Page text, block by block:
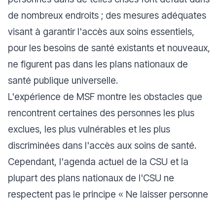
de nombreux endroits ; des mesures adéquates
visant à garantir l'accès aux soins essentiels,
pour les besoins de santé existants et nouveaux,
ne figurent pas dans les plans nationaux de
santé publique universelle.
L'expérience de MSF montre les obstacles que
rencontrent certaines des personnes les plus
exclues, les plus vulnérables et les plus
discriminées dans l'accès aux soins de santé.
Cependant, l'agenda actuel de la CSU et la
plupart des plans nationaux de l'CSU ne
respectent pas le principe « Ne laisser personne